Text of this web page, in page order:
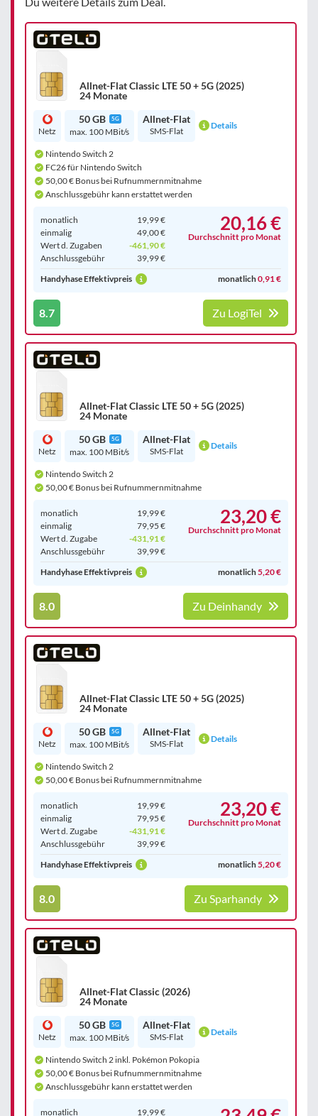
Allnet-Flat Classic LTE 50 + 5G (2025)
24 Monate
Netz
50 GB 5G
max. 100 MBit/s
Allnet-Flat
SMS-Flat Details
Nintendo Switch 2
FC26 für Nintendo Switch
50,00 € Bonus bei Rufnummernmitnahme
Anschlussgebühr kann erstattet werden
monatlich
19,99 €
einmalig
49,00 €
Wert d. Zugaben
-461,90 €
Anschluss­gebühr
39,99 €
20,16 €
Durchschnitt pro Monat
Handyhase Effektivpreis monatlich0,91 €
8.7 Zu LogiTel
Allnet-Flat Classic LTE 50 + 5G (2025)
24 Monate
Netz
50 GB 5G
max. 100 MBit/s
Allnet-Flat
SMS-Flat Details
Nintendo Switch 2
50,00 € Bonus bei Rufnummernmitnahme
monatlich
19,99 €
einmalig
79,95 €
Wert d. Zugabe
-431,91 €
Anschluss­gebühr
39,99 €
23,20 €
Durchschnitt pro Monat
Handyhase Effektivpreis monatlich5,20 €
8.0 Zu Deinhandy
Allnet-Flat Classic LTE 50 + 5G (2025)
24 Monate
Netz
50 GB 5G
max. 100 MBit/s
Allnet-Flat
SMS-Flat Details
Nintendo Switch 2
50,00 € Bonus bei Rufnummernmitnahme
monatlich
19,99 €
einmalig
79,95 €
Wert d. Zugabe
-431,91 €
Anschluss­gebühr
39,99 €
23,20 €
Durchschnitt pro Monat
Handyhase Effektivpreis monatlich5,20 €
8.0 Zu Sparhandy
Allnet-Flat Classic (2026)
24 Monate
Netz
50 GB 5G
max. 100 MBit/s
Allnet-Flat
SMS-Flat Details
Nintendo Switch 2 inkl. Pokémon Pokopia
50,00 € Bonus bei Rufnummernmitnahme
Anschlussgebühr kann erstattet werden
monatlich 19,99 €